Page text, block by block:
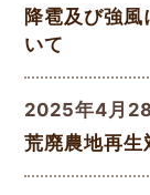
降雹及び強
いて
2025年4月
荒廃農地再生